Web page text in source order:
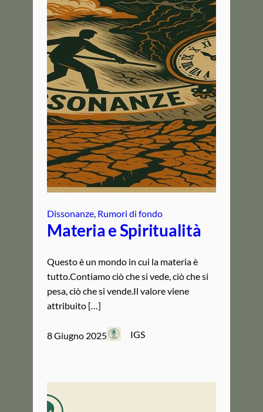
Dissonanze Rumori di fondo
Materia e Spiritualità
Questo è un mondo in cui la materia è
tutto.Contiamo ciò che si vede, ciò che si
pesa, ciò che si vende.Il valore viene
attribuito […]
8 Giugno 2025 IGS